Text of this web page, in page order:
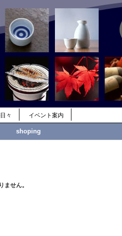
々 イベント案内
shoping
ません。